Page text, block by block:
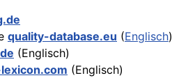
quality-database.eu (Englisch)
(Englisch)
(Englisch)